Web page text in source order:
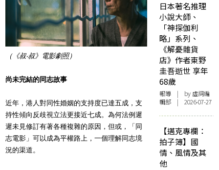
（《叔‧叔》電影劇照）
尚未完結的同志故事
近年，港人對同性婚姻的支持度已達五成，支
持性傾向反歧視立法更接近七成。為何法例遲
遲未見修訂有著各種複雜的原因，但或，「同
志電影」可以成為平權路上，一個理解同志境
況的渠道。
日本著名推理
小說大師、
「神探伽利
略」系列、
《解憂雜貨
店》作者東野
圭吾逝世 享年
68歲
報導 | by 虛詞編
輯部 | 2026-07-27
【邁克專欄：
拍子簿】國
情、風情及其
他